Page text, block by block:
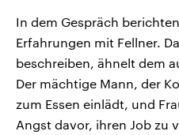
In dem Gespräch
Erfahrungen mit Fellner.
beschreiben, ähnelt dem
Der mächtige Mann, der
zum Essen einlädt, und
Angst davor, ihren Job zu